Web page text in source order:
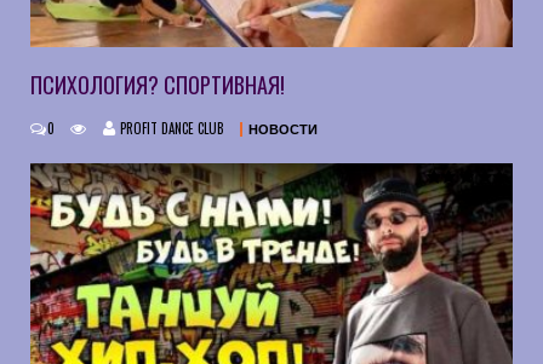
ПСИХОЛОГИЯ? СПОРТИВНАЯ!
0 PROFIT DANCE CLUB НОВОСТИ